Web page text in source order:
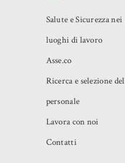
Salute e Sicurezza nei
luoghi di lavoro
Asse.co
Ricerca e selezione del
personale
Lavora con noi
Contatti